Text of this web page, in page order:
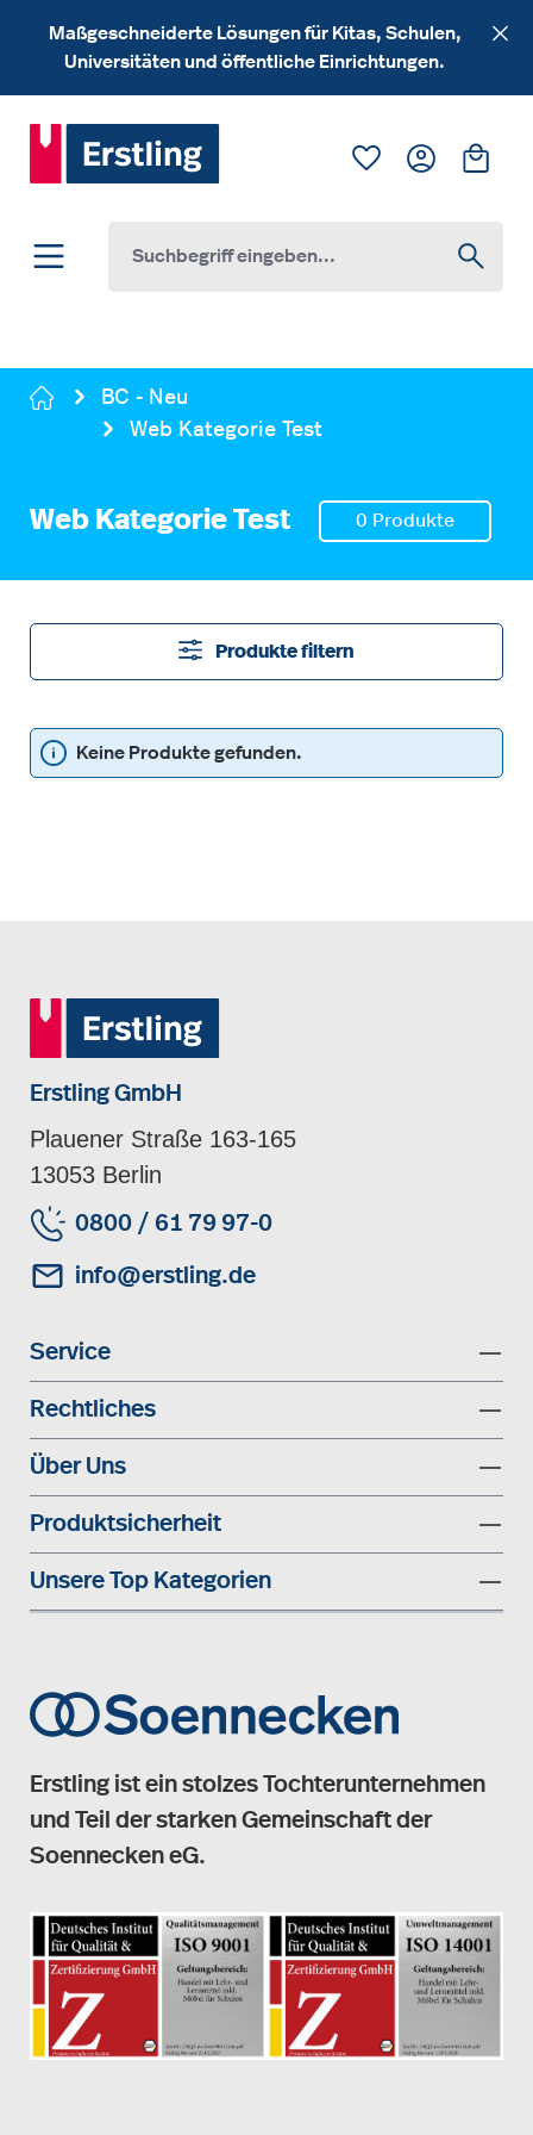
Zum Hauptinhalt springen
Maßgeschneiderte Lösungen für Kitas, Schulen,
Universitäten und öffentliche Einrichtungen.
Du hast 0
BC - Neu
Web Kategorie Test
Web Kategorie Test 0 Produkte
Produkte filtern
Keine Produkte gefunden.
Erstling GmbH
Plauener Straße 163-165
13053 Berlin
0800 / 61 79 97-0
info@erstling.de
Service
Rechtliches
Über Uns
Produktsicherheit
Unsere Top Kategorien
Erstling ist ein stolzes Tochterunternehmen
und Teil der starken Gemeinschaft der
Soennecken eG.